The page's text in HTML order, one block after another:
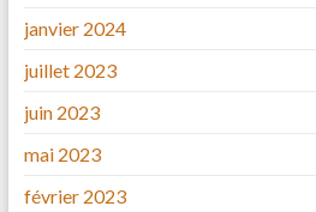
janvier 2024
juillet 2023
juin 2023
mai 2023
février 2023